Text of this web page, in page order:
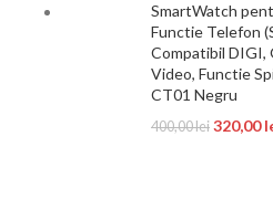
SmartWatch
Functie Telefon
Compatibil DIGI,
Video, Functie
CT01 Negru
400,00lei 320,00